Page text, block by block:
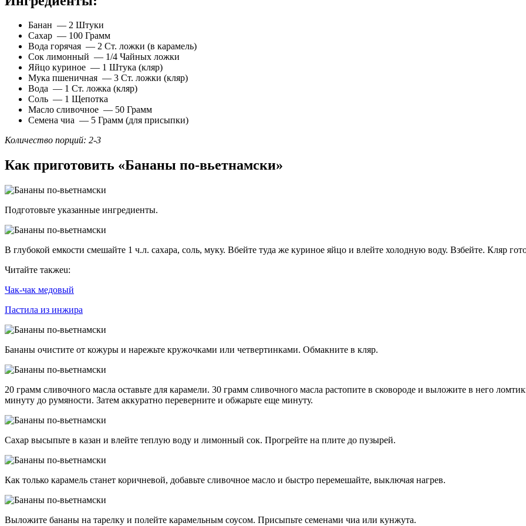
Банан — 2 Штуки
Сахар — 100 Грамм
Вода горячая — 2 Ст. ложки (в карамель)
Сок лимонный — 1/4 Чайных ложки
Яйцо куриное — 1 Штука (кляр)
Мука пшеничная — 3 Ст. ложки (кляр)
Вода — 1 Ст. ложка (кляр)
Соль — 1 Щепотка
Масло сливочное — 50 Грамм
Семена чиа — 5 Грамм (для присыпки)
Количество порций: 2-3
Как приготовить «Бананы по-вьетнамски»
Подготовьте указанные ингредиенты.
В глубокой емкости смешайте 1 ч.л. сахара, соль, муку. Вбейте туда же куриное яйцо и влейте холодную воду. Взбейте. Кляр
Читайте такжеu:
Чак-чак медовый
Пастила из инжира
Бананы очистите от кожуры и нарежьте кружочками или четвертинками. Обмакните в кляр.
20 грамм сливочного масла оставьте для карамели. 30 грамм сливочного масла растопите в сковороде и выложите в него
минуту до румяности. Затем аккуратно переверните и обжарьте еще минуту.
Сахар высыпьте в казан и влейте теплую воду и лимонный сок. Прогрейте на плите до пузырей.
Как только карамель станет коричневой, добавьте сливочное масло и быстро перемешайте, выключая нагрев.
Выложите бананы на тарелку и полейте карамельным соусом. Присыпьте семенами чиа или кунжута.